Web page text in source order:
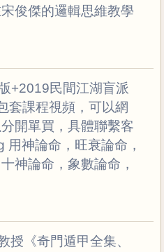
俊傑的邏輯思維教學
+2019民間江湖盲派
套課程視頻，可以網
開單買，具體聯繫客
神論命，旺衰論命，
神論命，象數論命，
授《奇門遁甲全集、